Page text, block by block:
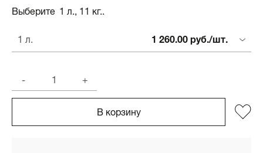
Выберите 1 л., 11 кг..
1 л.
1 260.00 руб./шт.
-
+
В корзину